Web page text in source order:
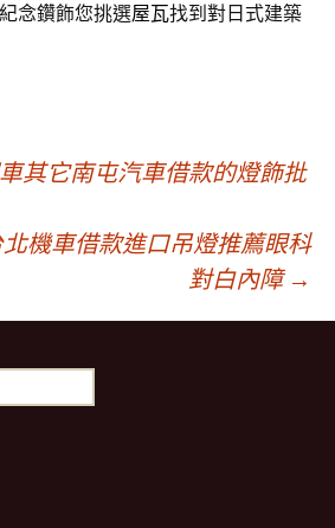
念鑽飾您挑選屋瓦找到對日式建築
其它南屯汽車借款的燈飾批
機車借款進口吊燈推薦眼科
對白內障 →